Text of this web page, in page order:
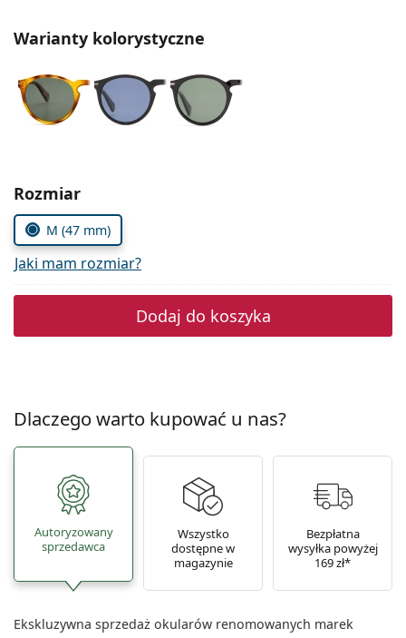
Total
Warianty kolorystyczne
Wybierz parametry
Rozmiar
M (47 mm)
Jaki mam rozmiar?
Dodaj do koszyka
Dlaczego warto kupować u nas?
Autoryzowany
sprzedawca
Wszystko
dostępne w
magazynie
Bezpłatna
wysyłka powyżej
169 zł*
Ekskluzywna sprzedaż okularów renomowanych marek